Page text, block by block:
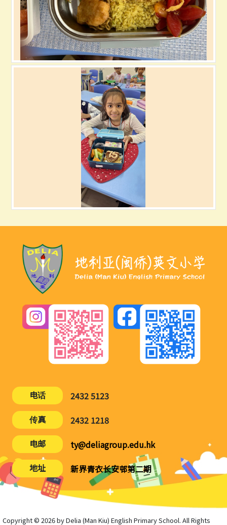
电话
2432 5123
传真
2432 1218
电邮
ty@deliagroup.edu.hk
地址
新界青衣长安邨第二期
Copyright © 2026 by Delia (Man Kiu) English Primary School. All Rights